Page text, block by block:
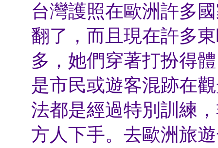
台灣護照在歐洲許多
翻了，而且現在許多
多，她們穿著打扮得
是市民或遊客混跡在
法都是經過特別訓練
方人下手。去歐洲旅